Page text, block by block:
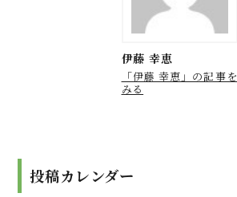
伊藤 幸恵
「伊藤 幸恵」の記事を
みる
投稿カレンダー